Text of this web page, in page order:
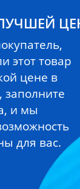
этот товар
цене в
заполните
и мы
для вас.